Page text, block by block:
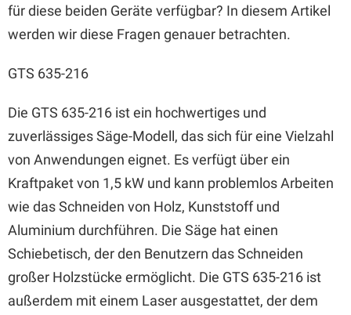
für diese beiden Geräte verfügbar? In diesem Artikel
werden wir diese Fragen genauer betrachten.
GTS 635-216
Die GTS 635-216 ist ein hochwertiges und
zuverlässiges Säge-Modell, das sich für eine Vielzahl
von Anwendungen eignet. Es verfügt über ein
Kraftpaket von 1,5 kW und kann problemlos Arbeiten
wie das Schneiden von Holz, Kunststoff und
Aluminium durchführen. Die Säge hat einen
Schiebetisch, der den Benutzern das Schneiden
großer Holzstücke ermöglicht. Die GTS 635-216 ist
außerdem mit einem Laser ausgestattet, der dem